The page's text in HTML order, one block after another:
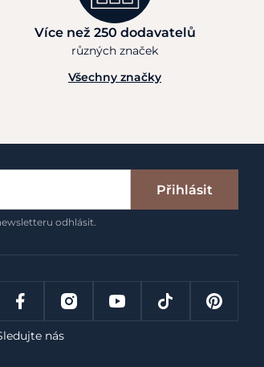
Více než 250 dodavatelů
různých značek
Všechny značky
Přihlásit
odhlásit.
nás